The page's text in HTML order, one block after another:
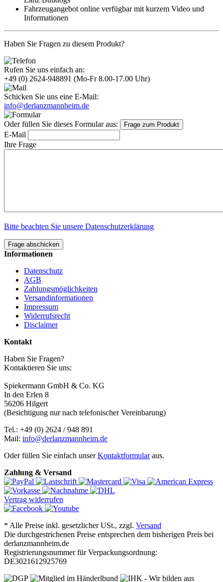
Fahrzeugangebot online verfügbar mit kurzem Video und
Informationen
Haben Sie Fragen zu diesem Produkt?
Rufen Sie uns einfach an:
+49 (0) 2624-948891 (Mo-Fr 8.00-17.00 Uhr)
Schicken Sie uns eine E-Mail:
info@derlanzmannheim.de
Oder füllen Sie dieses Formular aus: Frage zum Produkt
E-Mail
Ihre Frage
Bitte beachten Sie unsere Datenschutzerklärung
Frage abschicken
Informationen
Datenschutz
AGB
Zahlungsmöglichkeiten
Versandinformationen
Impressum
Widerrufsrecht
Disclaimer
Kontakt
Haben Sie Fragen?
Kontaktieren Sie uns:
Spiekermann GmbH & Co. KG
In den Erlen 8
56206 Hilgert
(Besichtigung nur nach telefonischer Vereinbarung)
Tel.: +49 (0) 2624 / 948 891
Mail: info@derlanzmannheim.de
Oder füllen Sie einfach unserKontaktformularaus.
Zahlung & Versand
Vertrag widerrufen
* Alle Preise inkl. gesetzlicher USt., zzgl. Versand
Die durchgestrichenen Preise entsprechen dem bisherigen Preis bei
derlanzmannheim.de
Registrierungsnummer für Verpackungsordnung:
DE3021612925769